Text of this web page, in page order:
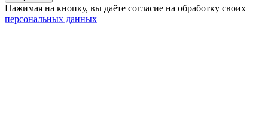
Нажимая на кнопку, вы даёте согласие на обработку своих
персональных данных